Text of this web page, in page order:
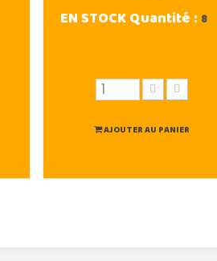
EN STOCKQuantité : 8
AJOUTER AU PANIER